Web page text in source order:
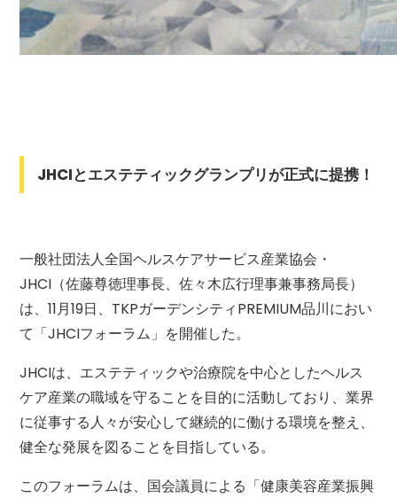
JHCIとエステティックグランプリが正式に提携！
一般社団法人全国ヘルスケアサービス産業協会・
JHCI（佐藤尊徳理事長、佐々木広行理事兼事務局長）
は、11月19日、TKPガーデンシティPREMIUM品川におい
て「JHCIフォーラム」を開催した。
JHCIは、エステティックや治療院を中心としたヘルス
ケア産業の職域を守ることを目的に活動しており、業界
に従事する人々が安心して継続的に働ける環境を整え、
健全な発展を図ることを目指している。
このフォーラムは、国会議員による「健康美容産業振興